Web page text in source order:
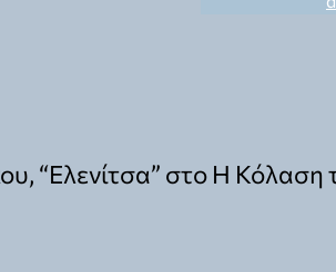
“Ελενίτσα” στο Η Κόλαση